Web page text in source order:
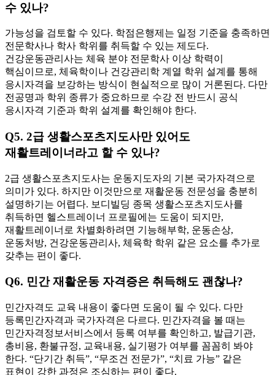
수 있나?
가능성을 검토할 수 있다. 학점은행제는 일정 기준을 충족하면
전문학사나 학사 학위를 취득할 수 있는 제도다.
건강운동관리사는 체육 분야 전문학사 이상 학력이
핵심이므로, 체육학이나 건강관리학 계열 학위 설계를 통해
응시자격을 보강하는 방식이 현실적으로 많이 거론된다. 다만
전공명과 학위 종류가 중요하므로 수강 전 반드시 공식
응시자격 기준과 학위 설계를 확인해야 한다.
Q5. 2급 생활스포츠지도사만 있어도
재활트레이너라고 할 수 있나?
2급 생활스포츠지도사는 운동지도자의 기본 국가자격으로
의미가 있다. 하지만 이것만으로 재활운동 전문성을 충분히
설명하기는 어렵다. 보디빌딩 종목 생활스포츠지도사를
취득하면 헬스트레이너 프로필에는 도움이 되지만,
재활트레이너로 차별화하려면 기능해부학, 운동손상,
운동처방, 건강운동관리사, 체육학 학위 같은 요소를 추가로
갖추는 편이 좋다.
Q6. 민간 재활운동 자격증은 취득해도 괜찮나?
민간자격도 교육 내용이 좋다면 도움이 될 수 있다. 다만
등록민간자격과 국가자격은 다르다. 민간자격을 볼 때는
민간자격정보서비스에서 등록 여부를 확인하고, 발급기관,
총비용, 환불규정, 교육내용, 실기평가 여부를 꼼꼼히 봐야
한다. “단기간 취득”, “무조건 전문가”, “치료 가능” 같은
표현이 강한 과정은 조심하는 편이 좋다.